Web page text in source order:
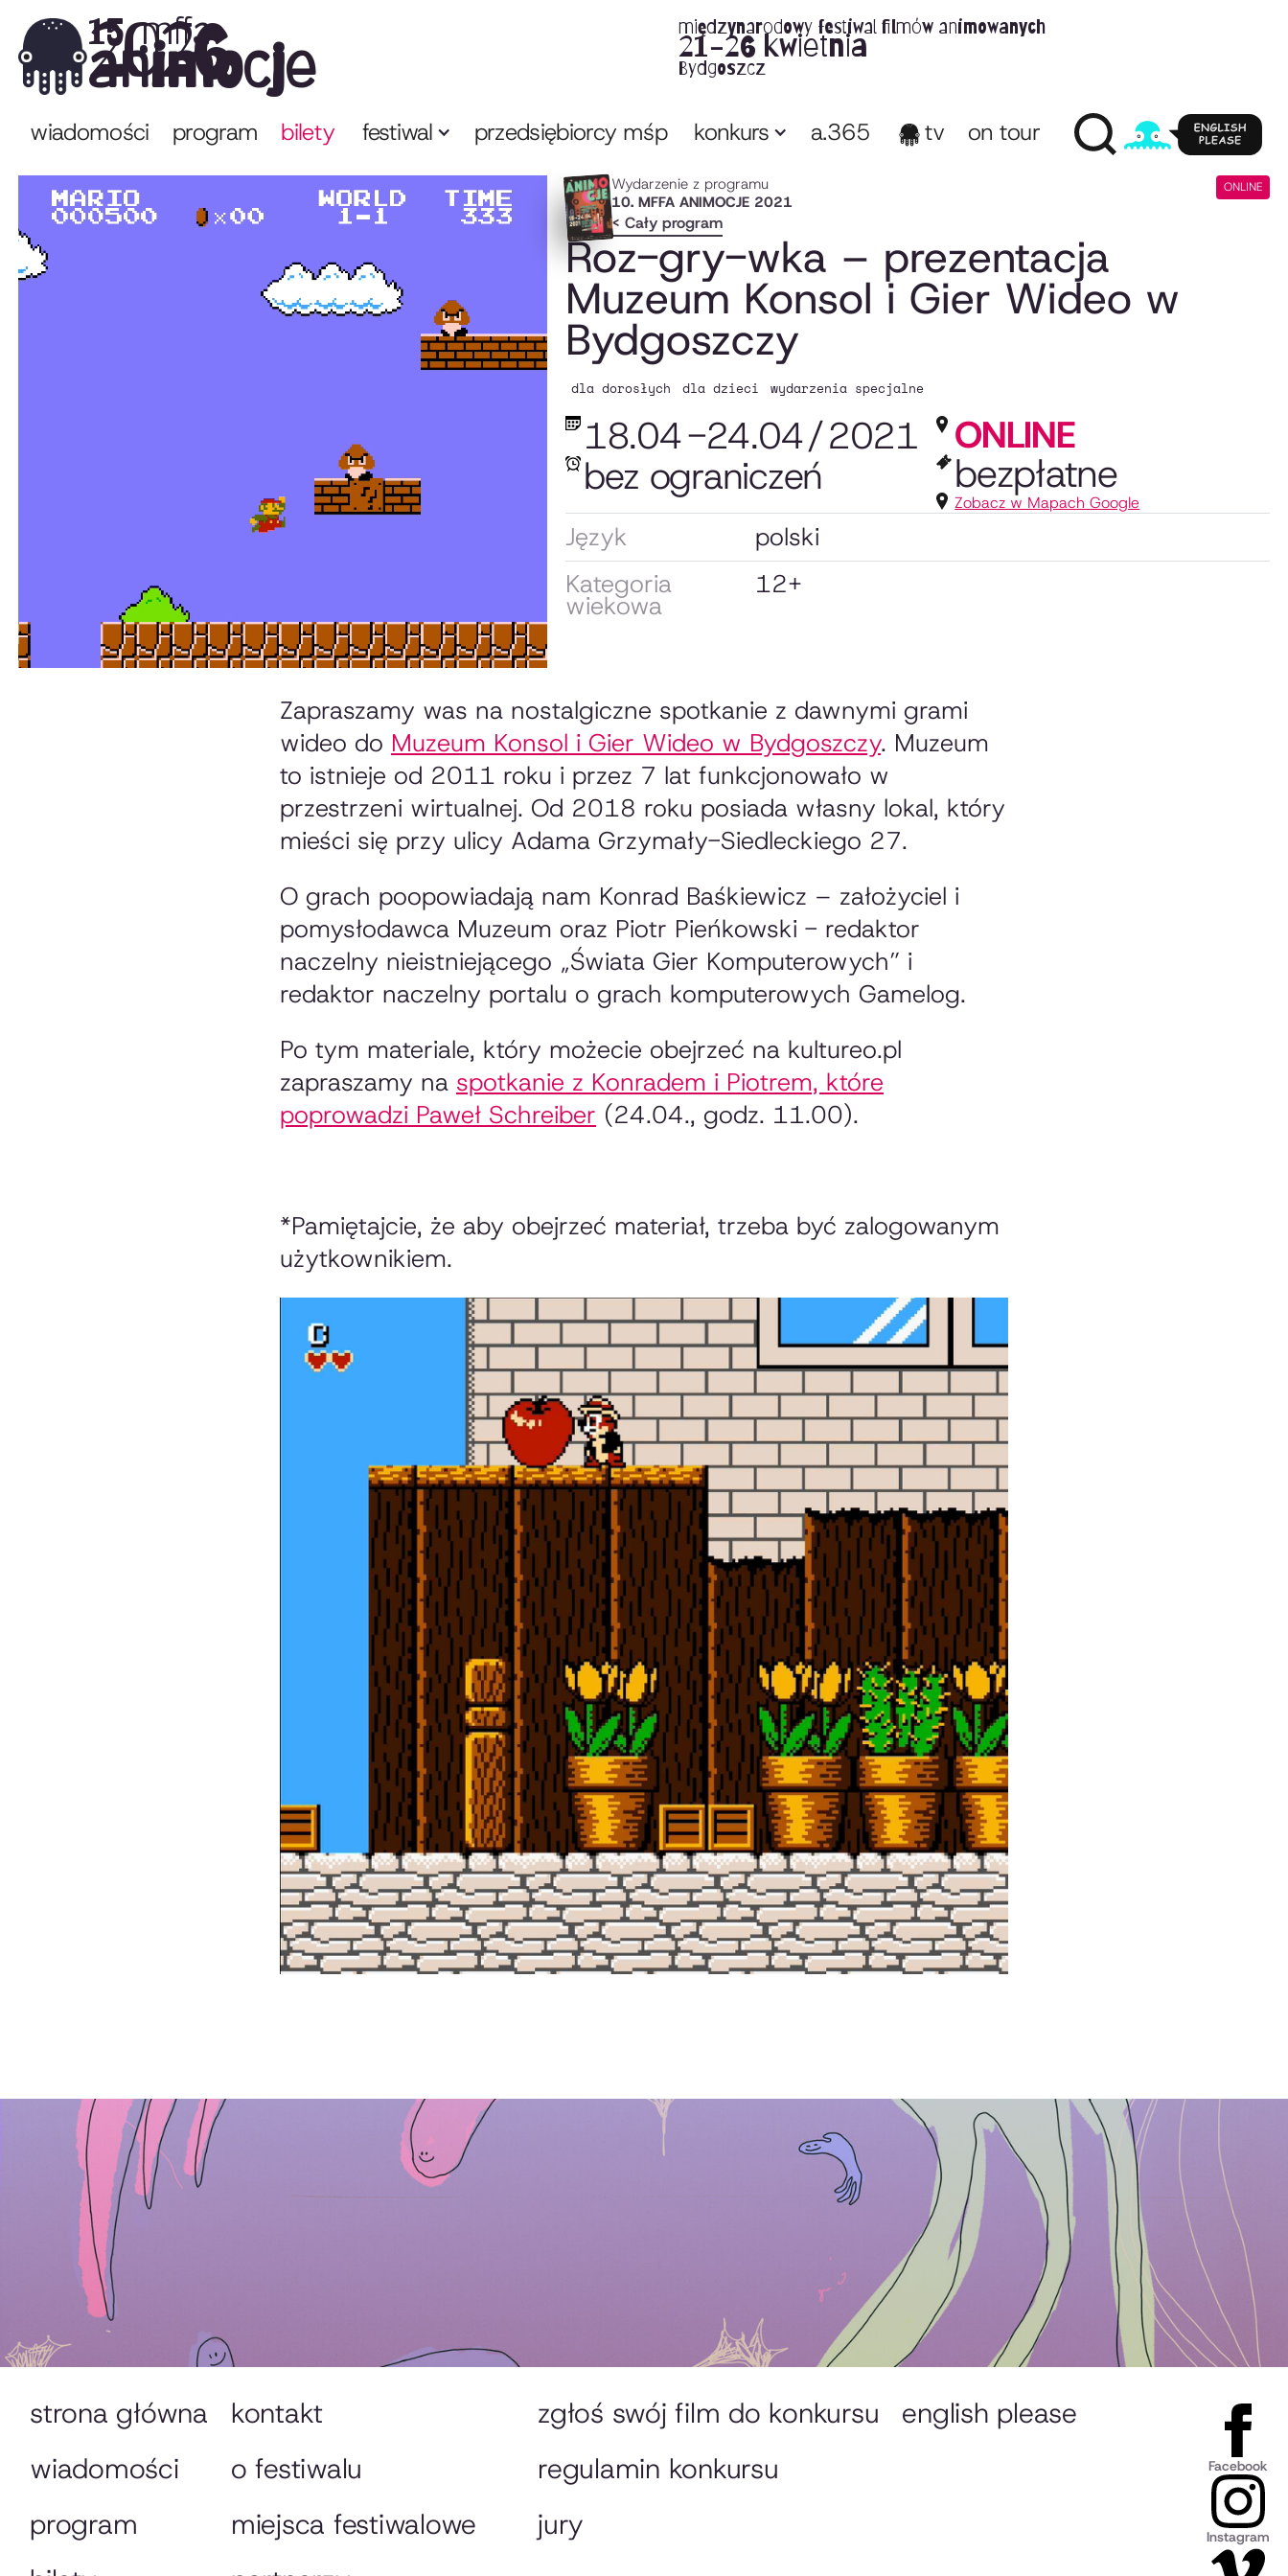
15. mffa
animocje
2026 międzynarodowy festiwal filmów animowanych
21-26 kwietnia
Bydgoszcz
wiadomości program bilety festiwal przedsiębiorcy mśp konkurs a.365 tv on tour
Wydarzenie z programu
10. MFFA ANIMOCJE 2021
< Cały program
ONLINE
Roz-gry-wka – prezentacja
Muzeum Konsol i Gier Wideo w
Bydgoszczy
dla dorosłych dla dzieci wydarzenia specjalne
18.04-24.04/2021
bez ograniczeń
ONLINE
bezpłatne
Zobacz w Mapach Google
Język
polski
Kategoria
wiekowa
12+
Zapraszamy was na nostalgiczne spotkanie z dawnymi grami
wideo do Muzeum Konsol i Gier Wideo w Bydgoszczy. Muzeum
to istnieje od 2011 roku i przez 7 lat funkcjonowało w
przestrzeni wirtualnej. Od 2018 roku posiada własny lokal, który
mieści się przy ulicy Adama Grzymały-Siedleckiego 27.
O grach poopowiadają nam Konrad Baśkiewicz – założyciel i
pomysłodawca Muzeum oraz Piotr Pieńkowski - redaktor
naczelny nieistniejącego „Świata Gier Komputerowych” i
redaktor naczelny portalu o grach komputerowych Gamelog.
Po tym materiale, który możecie obejrzeć na kultureo.pl
zapraszamy na spotkanie z Konradem i Piotrem, które
poprowadzi Paweł Schreiber (24.04., godz. 11.00).
*Pamiętajcie, że aby obejrzeć materiał, trzeba być zalogowanym
użytkownikiem.
strona główna
wiadomości
program
kontakt
o festiwalu
miejsca festiwalowe
zgłoś swój film do konkursu
regulamin konkursu
jury
english please
Facebook
Instagram